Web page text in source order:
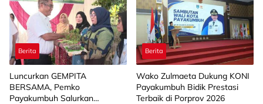
Berita
Luncurkan GEMPITA
BERSAMA, Pemko
Payakumbuh Salurkan
Berita
Wako Zulmaeta Dukung KONI
Payakumbuh Bidik Prestasi
Terbaik di Porprov 2026